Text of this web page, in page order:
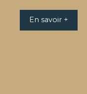
En savoir +